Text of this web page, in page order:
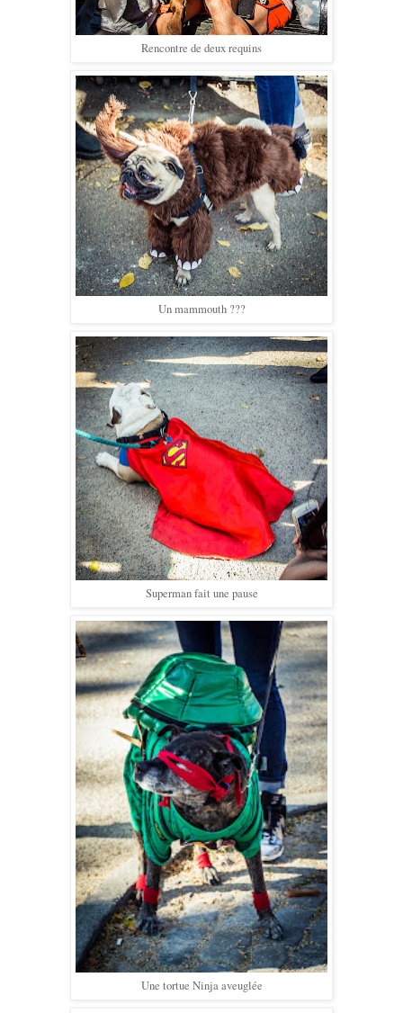
Rencontre de deux requins
Un mammouth ???
Superman fait une pause
Une tortue Ninja aveuglée